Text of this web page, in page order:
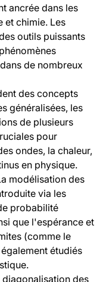
ancrée dans les
et chimie. Les
outils puissants
de nombreux
des concepts
généralisées, les
de plusieurs
pour
ondes, la chaleur,
en physique.
modélisation des
via les
probabilité
que l'espérance et
(comme le
étudiés
des